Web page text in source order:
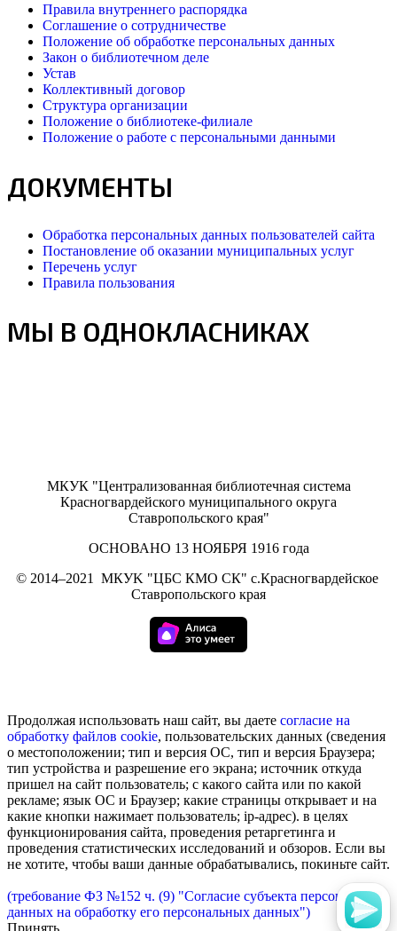
Правила внутреннего распорядка
Соглашение о сотрудничестве
Положение об обработке персональных данных
Закон о библиотечном деле
Устав
Коллективный договор
Структура организации
Положение о библиотеке-филиале
Положение о работе с персональными данными
ДОКУМЕНТЫ
Обработка персональных данных пользователей сайта
Постановление об оказании муниципальных услуг
Перечень услуг
Правила пользования
МЫ В ОДНОКЛАСНИКАХ
МКУК "Централизованная библиотечная система
Красногвардейского муниципального округа
Ставропольского края"
ОСНОВАНО 13 НОЯБРЯ 1916 года
© 2014–2021
МКУK "ЦБС КМО СК" с.Красногвардейское
Ставропольского края
Продолжая использовать наш сайт, вы даете согласие на
обработку файлов cookie, пользовательских данных (сведения
о местоположении; тип и версия ОС, тип и версия Браузера;
тип устройства и разрешение его экрана; источник откуда
пришел на сайт пользователь; с какого сайта или по какой
рекламе; язык ОС и Браузер; какие страницы открывает и на
какие кнопки нажимает пользователь; ip-адрес). в целях
функционирования сайта, проведения ретаргетинга и
проведения статистических исследований и обзоров. Если вы
не хотите, чтобы ваши данные обрабатывались, покиньте сайт.
(требование ФЗ №152 ч. (9) "Согласие субъекта персональных
данных на обработку его персональных данных")